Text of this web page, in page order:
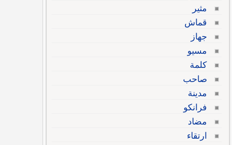
مثير
قماش
جهاز
مسيو
كلمة
صاحب
مدينة
فرانكو
مضاد
ارتقاء